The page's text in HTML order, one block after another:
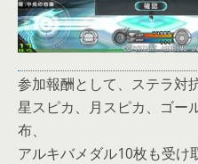
参加報酬として、ステラ対
星スピカ、月スピカ、ゴー
布、
アルキバメダル10枚も受け